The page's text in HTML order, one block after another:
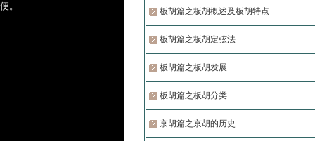
便。
板胡篇之板胡概述及板胡特点
板胡篇之板胡定弦法
板胡篇之板胡发展
板胡篇之板胡分类
京胡篇之京胡的历史